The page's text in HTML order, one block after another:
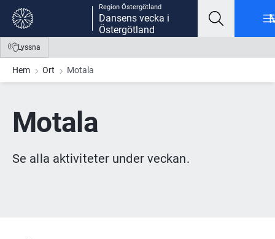
Gå till innehåll
Gå till meny
Gå till sidfot
Region Östergötland
Dansens vecka i
Östergötland
Lyssna
Hem Ort Motala
Motala
Se alla aktiviteter under veckan.